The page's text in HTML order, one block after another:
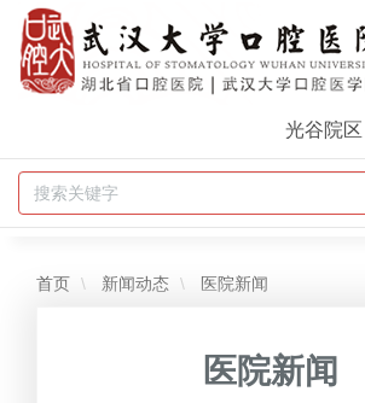
光谷院区
首页 新闻动态 医院新闻
医院新闻